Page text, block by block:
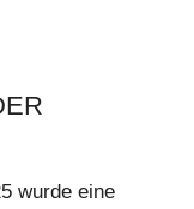
wurde eine